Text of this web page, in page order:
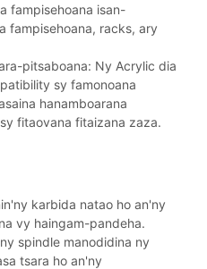
fampisehoana isan-
fampisehoana, racks, ary
pitsaboana: Ny Acrylic dia
sy famonoana
hanamboarana
fitaovana fitaizana zaza.
karbida natao ho an'ny
vy haingam-pandeha.
spindle manodidina ny
tsara ho an'ny